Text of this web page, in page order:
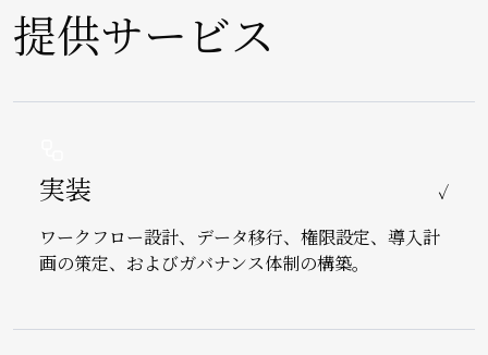
提供サービス
実装
✓
ワークフロー設計、データ移行、権限設定、導入計
画の策定、およびガバナンス体制の構築。